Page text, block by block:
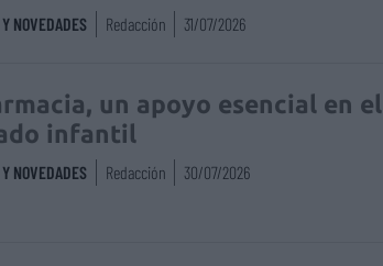
NOVEDADES Redacción 31/07/2026
un apoyo esencial en el
infantil
NOVEDADES Redacción 30/07/2026